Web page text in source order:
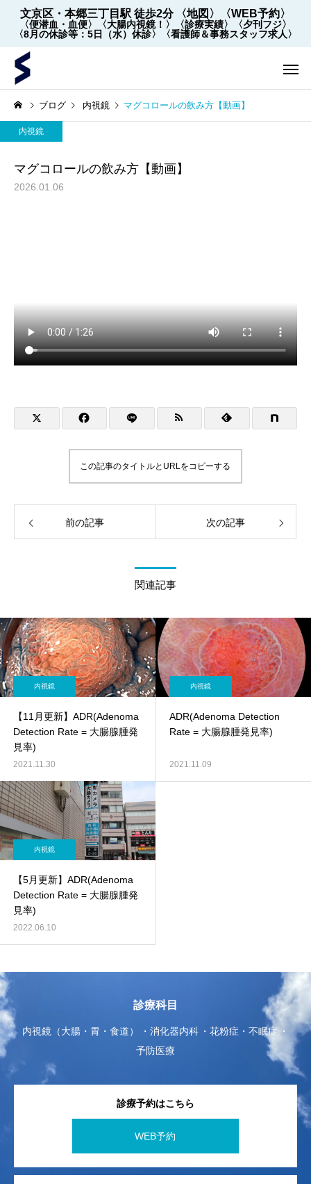
文京区・本郷三丁目駅 徒歩2分 〈地図〉 〈WEB予約〉
〈便潜血・血便〉 〈大腸内視鏡！〉 〈診療実績〉
〈夕刊フジ〉
〈8月の休診等：5日（水）休診〉
〈看護師＆事務スタッフ求人〉
ブログ 内視鏡 マグコロールの飲み方【動画】
内視鏡
マグコロールの飲み方【動画】
2026.01.06
この記事のタイトルとURLをコピーする
前の記事 次の記事
関連記事
内視鏡
【11月更新】ADR(Adenoma
Detection Rate = 大腸腺腫発
見率)
2021.11.30
内視鏡
ADR(Adenoma Detection
Rate = 大腸腺腫発見率)
2021.11.09
内視鏡
【5月更新】ADR(Adenoma
Detection Rate = 大腸腺腫発
見率)
2022.06.10
診療科目
内視鏡（大腸・胃・食道） 消化器内科
花粉症・不眠症
予防医療
診療予約はこちら
WEB予約